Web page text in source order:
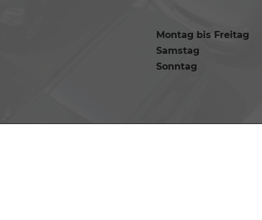
Montag bis Freitag
Samstag
Sonntag